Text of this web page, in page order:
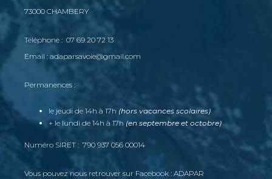
73000 CHAMBERY
Téléphone : 07 69 20 72 13
Email : adaparsavoie@gmail.com
Permanences :
le jeudi de 14h à 17h (hors vacances scolaires)
+ le lundi de 14h à 17h (en septembre et octobre)
Numéro SIRET : 790 937 056 00014
Vous pouvez nous retrouver sur Facebook : ADAPAR